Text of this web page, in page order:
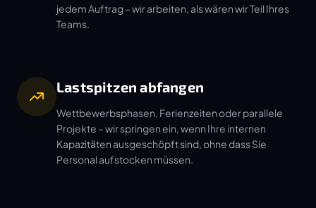
jedem Auftrag – wir arbeiten, als wären wir Teil Ihres
Teams.
Lastspitzen abfangen
Wettbewerbsphasen, Ferienzeiten oder parallele
Projekte – wir springen ein, wenn Ihre internen
Kapazitäten ausgeschöpft sind, ohne dass Sie
Personal aufstocken müssen.